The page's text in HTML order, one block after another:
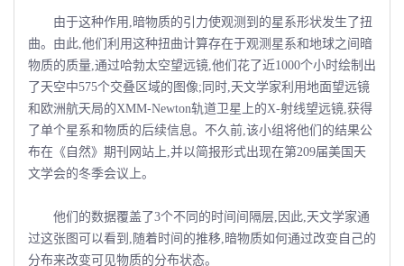
由于这种作用,暗物质的引力使观测到的星系形状发生了扭
曲。由此,他们利用这种扭曲计算存在于观测星系和地球之间暗
物质的质量,通过哈勃太空望远镜,他们花了近1000个小时绘制出
了天空中575个交叠区域的图像;同时,天文学家利用地面望远镜
和欧洲航天局的XMM-Newton轨道卫星上的X-射线望远镜,获得
了单个星系和物质的后续信息。不久前,该小组将他们的结果公
布在《自然》期刊网站上,并以简报形式出现在第209届美国天
文学会的冬季会议上。
他们的数据覆盖了3个不同的时间间隔层,因此,天文学家通
过这张图可以看到,随着时间的推移,暗物质如何通过改变自己的
分布来改变可见物质的分布状态。